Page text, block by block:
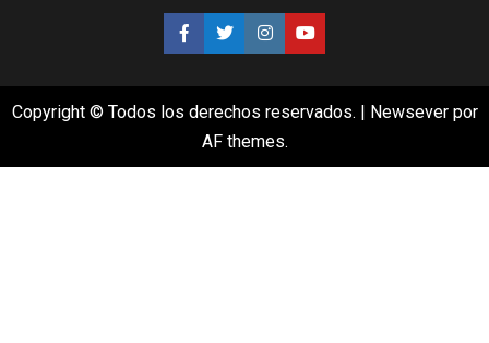
Copyright © Todos los derechos reservados. | Newseverpor
AF themes.